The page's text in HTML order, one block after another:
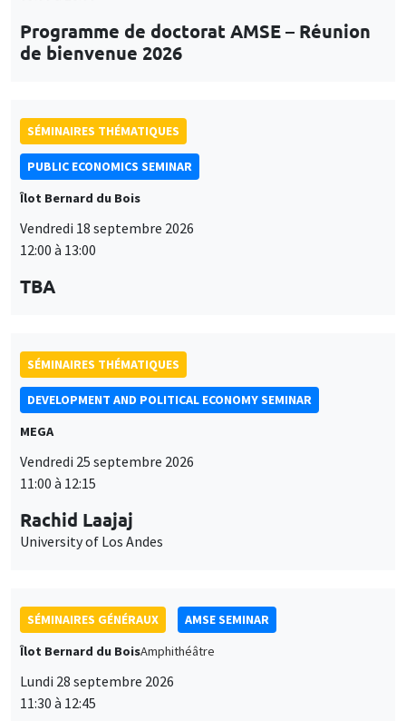
Programme de doctorat AMSE – Réunion
de bienvenue 2026
SÉMINAIRES THÉMATIQUES
PUBLIC ECONOMICS SEMINAR
Îlot Bernard du Bois
Vendredi 18 septembre 2026
12:00 à 13:00
TBA
SÉMINAIRES THÉMATIQUES
DEVELOPMENT AND POLITICAL ECONOMY SEMINAR
MEGA
Vendredi 25 septembre 2026
11:00 à 12:15
Rachid Laajaj
University of Los Andes
SÉMINAIRES GÉNÉRAUX
AMSE SEMINAR
Îlot Bernard du BoisAmphithéâtre
Lundi 28 septembre 2026
11:30 à 12:45